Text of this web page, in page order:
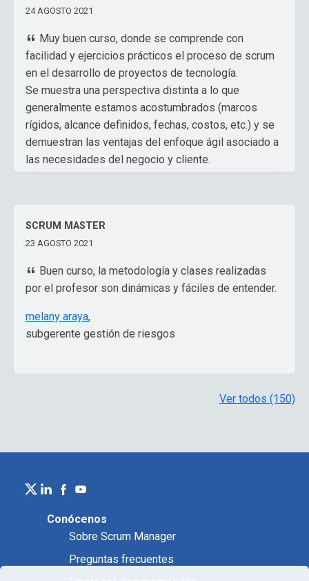
24 AGOSTO 2021
Muy buen curso, donde se comprende con
facilidad y ejercicios prácticos el proceso de scrum
en el desarrollo de proyectos de tecnología.
Se muestra una perspectiva distinta a lo que
generalmente estamos acostumbrados (marcos
rígidos, alcance definidos, fechas, costos, etc.) y se
demuestran las ventajas del enfoque ágil asociado a
las necesidades del negocio y cliente.
Jefe de Telemetría
SCRUM MASTER
23 AGOSTO 2021
Buen curso, la metodología y clases realizadas
por el profesor son dinámicas y fáciles de entender.
melany araya,
subgerente gestión de riesgos
Ver todos (150)
Conócenos
Sobre Scrum Manager
Preguntas frecuentes